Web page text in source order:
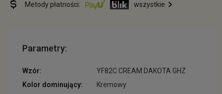
Metody płatności: wszystkie
Parametry:
Wzór:
YF82C CREAM DAKOTA GHZ
Kolor dominujący:
Kremowy